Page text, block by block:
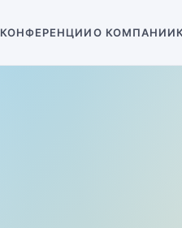
КОНФЕРЕНЦИИО КОМПАНИИ